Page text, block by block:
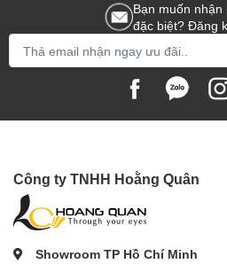
Bạn muốn nhận
đặc biệt? Đăng
Công ty TNHH Hoằng Quân
Showroom TP Hồ Chí Minh